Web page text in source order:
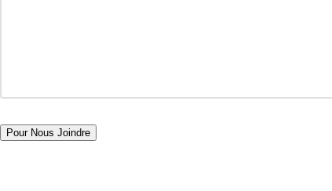
Pour Nous Joindre